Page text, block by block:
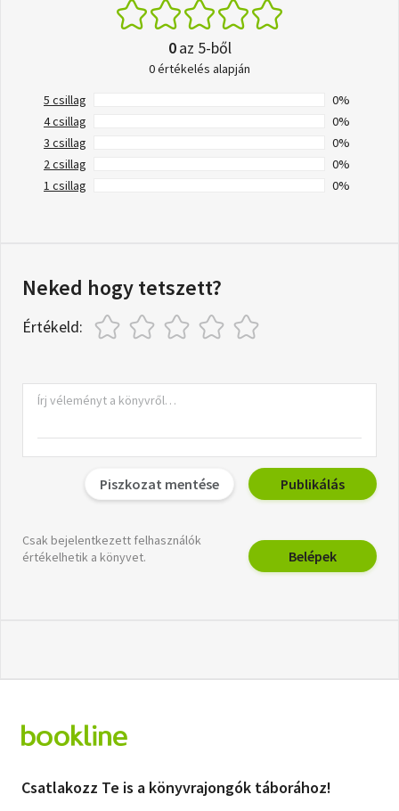
0az 5-ből
0 értékelés alapján
5 csillag
0%
4 csillag
0%
3 csillag
0%
2 csillag
0%
1 csillag
0%
Neked hogy tetszett?
Értékeld:
Piszkozat mentése Publikálás
Csak bejelentkezett felhasználók
értékelhetik a könyvet.
Belépek
Csatlakozz Te is a könyvrajongók táborához!